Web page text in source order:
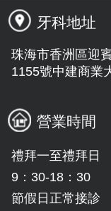
牙科地址
珠海市香洲區迎
1155號中建商業
營業時間
禮拜一至禮拜日
9：30-18：30
節假日正常接診